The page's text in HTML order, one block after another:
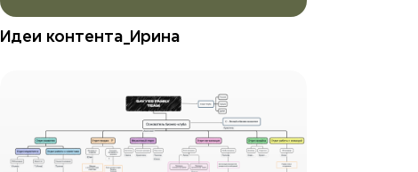
Идеи контента_Ирина